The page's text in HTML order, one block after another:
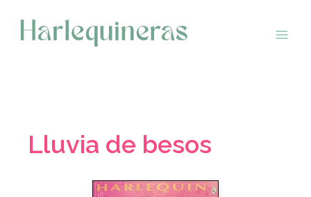
contenido
Lluvia de besos